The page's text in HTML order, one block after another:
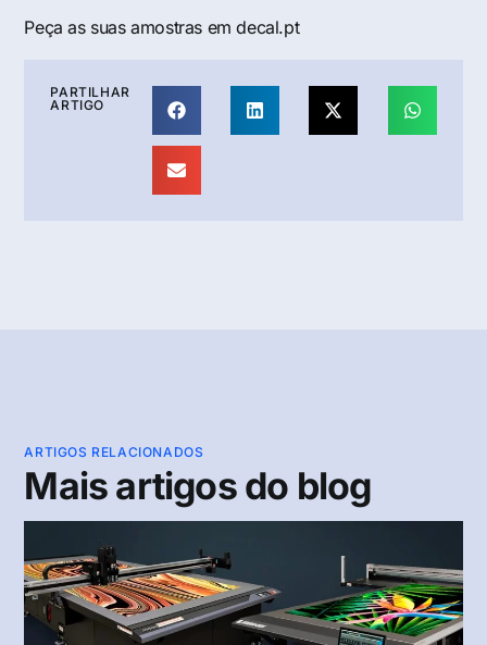
Peça as suas amostras em decal.pt
PARTILHAR
ARTIGO
ARTIGOS RELACIONADOS
Mais artigos do blog